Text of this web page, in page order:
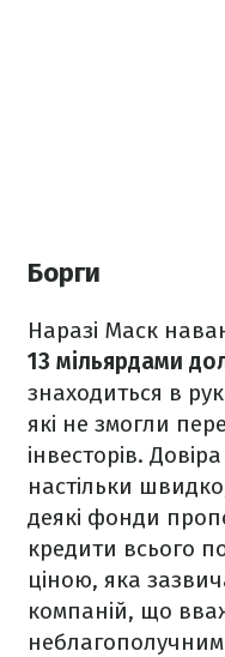
Борги
Наразі Маск
13 мільярдами
знаходиться в
які не змогли
інвесторів.
настільки
деякі фонди
кредити всього
ціною, яка
компаній, що